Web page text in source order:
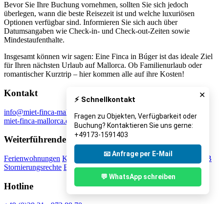
Bevor Sie Ihre Buchung vornehmen, sollten Sie sich jedoch
überlegen, wann die beste Reisezeit ist und welche luxuriösen
Optionen verfügbar sind. Informieren Sie sich auch über
Datumsangaben wie Check-in- und Check-out-Zeiten sowie
Mindestaufenthalte.
Insgesamt können wir sagen: Eine Finca in Búger ist das ideale Ziel
für Ihren nächsten Urlaub auf Mallorca. Ob Familienurlaub oder
romantischer Kurztrip – hier kommen alle auf ihre Kosten!
Kontakt
info@miet-finca-mallorca.de
miet-finca-mallorca.de
Weiterführende Links
Ferienwohnungen Kontakt Impressum Datenschutz Über uns
AGB
Stornierungsrechte Blog Summerspecial
Hotline
✕
⚡ Schnellkontakt
Fragen zu Objekten, Verfügbarkeit oder
Buchung? Kontaktieren Sie uns gerne:
+49173-1591403
📧 Anfrage per E-Mail
💬 WhatsApp schreiben